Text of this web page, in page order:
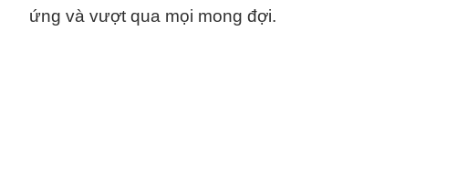
ứng và vượt qua mọi mong đợi.